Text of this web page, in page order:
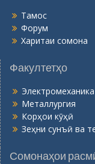
Тамос
Форум
Харитаи сомона
Факултетҳо
Электромеханика
Металлургия
Корҳои кӯҳӣ
Зеҳни сунъӣ ва
Сомонаҳои